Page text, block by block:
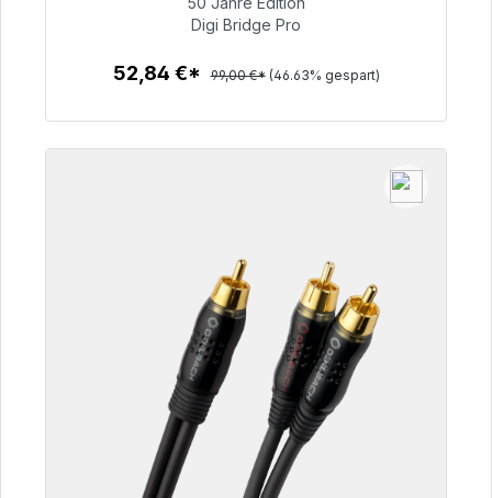
52,84 €
Digi Bridge Pro
52,84 €* 99,00 €* (46.63% gespart)